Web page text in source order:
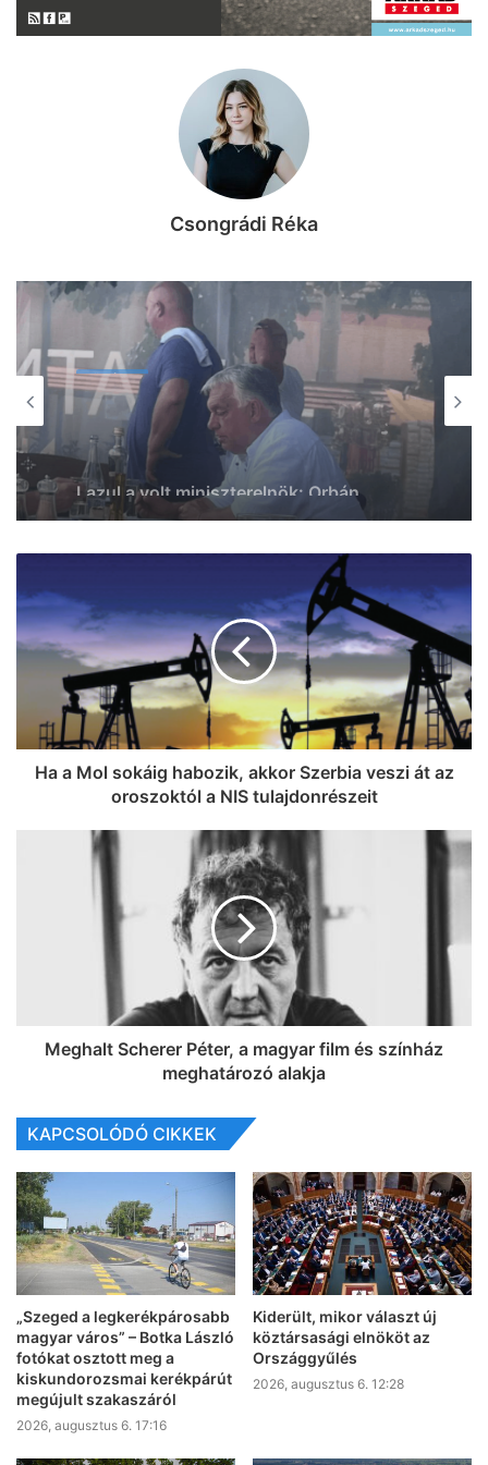
Csongrádi Réka
KÖZÉLET
2026, augusztus 7. 19:39
Lazul a volt miniszterelnök: Orbán
trombitafesztiválon, sörözött és
csevapot kóstolt
KÖZÉLET
2026, augusztus 7. 18:36
Ismét Mészáros érdekeltségű cég nyert
közbeszerzést, Vitézy Dávid is
megszólalt az ügyben
Ha a Mol sokáig habozik, akkor Szerbia veszi át az
oroszoktól a NIS tulajdonrészeit
Meghalt Scherer Péter, a magyar film és színház
meghatározó alakja
KAPCSOLÓDÓ CIKKEK
„Szeged a legkerékpárosabb
magyar város” – Botka László
fotókat osztott meg a
kiskundorozsmai kerékpárút
megújult szakaszáról
2026, augusztus 6. 17:16
Kiderült, mikor választ új
köztársasági elnököt az
Országgyűlés
2026, augusztus 6. 12:28